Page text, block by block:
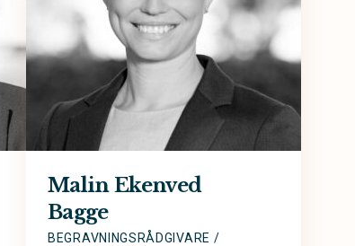
Malin Ekenved
Bagge
BEGRAVNINGSRÅDGIVARE /